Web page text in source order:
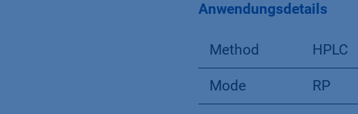
Anwendungsdetails
Method HPLC
Mode RP